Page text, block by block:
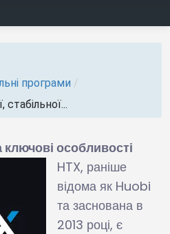
програми /
особливості
HTX, раніше
відома як Huobi
та заснована в
2013 році, є